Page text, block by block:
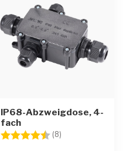
IP68-Abzweigdose, 4-
fach
Bewertung:
(8)